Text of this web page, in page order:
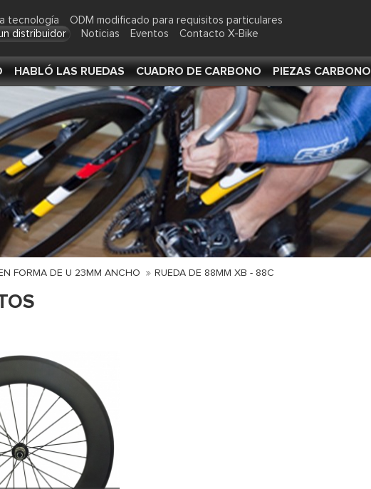
tecnología
ODM modificado para requisitos particulares
distribuidor
Noticias Eventos Contacto X-Bike
HABLÓ LAS RUEDAS CUADRO DE CARBONO PIEZAS CARBONO
FORMA DE U 23MM ANCHO RUEDA DE 88MM XB - 88C